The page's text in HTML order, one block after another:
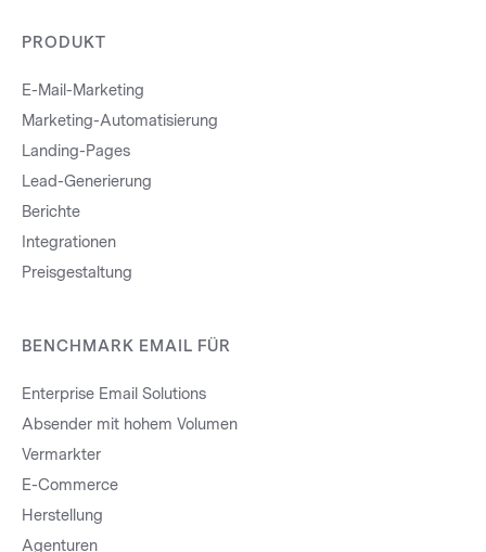
PRODUKT
E-Mail-Marketing
Marketing-Automatisierung
Landing-Pages
Lead-Generierung
Berichte
Integrationen
Preisgestaltung
BENCHMARK EMAIL FÜR
Enterprise Email Solutions
Absender mit hohem Volumen
Vermarkter
E-Commerce
Herstellung
Agenturen